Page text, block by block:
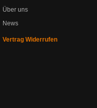
Über uns
News
Vertrag Widerrufen